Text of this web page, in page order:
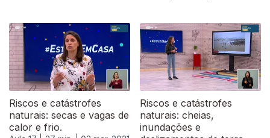
Riscos e catástrofes
naturais: secas e vagas de
calor e frio.
Riscos e catástrofes
naturais: cheias,
inundações e